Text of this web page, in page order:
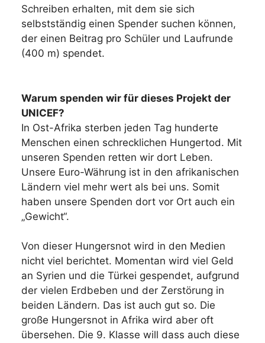
Schreiben erhalten, mit dem sie sich
selbstständig einen Spender suchen können,
der einen Beitrag pro Schüler und Laufrunde
(400 m) spendet.
Warum spenden wir für dieses Projekt der
UNICEF?
In Ost-Afrika sterben jeden Tag hunderte
Menschen einen schrecklichen Hungertod. Mit
unseren Spenden retten wir dort Leben.
Unsere Euro-Währung ist in den afrikanischen
Ländern viel mehr wert als bei uns. Somit
haben unsere Spenden dort vor Ort auch ein
„Gewicht“.
Von dieser Hungersnot wird in den Medien
nicht viel berichtet. Momentan wird viel Geld
an Syrien und die Türkei gespendet, aufgrund
der vielen Erdbeben und der Zerstörung in
beiden Ländern. Das ist auch gut so. Die
große Hungersnot in Afrika wird aber oft
übersehen. Die 9. Klasse will dass auch diese